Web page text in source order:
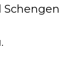
Schengen